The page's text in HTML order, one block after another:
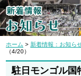
ホーム > 新着情報：お知ら
（4/20）
駐日モンゴル国